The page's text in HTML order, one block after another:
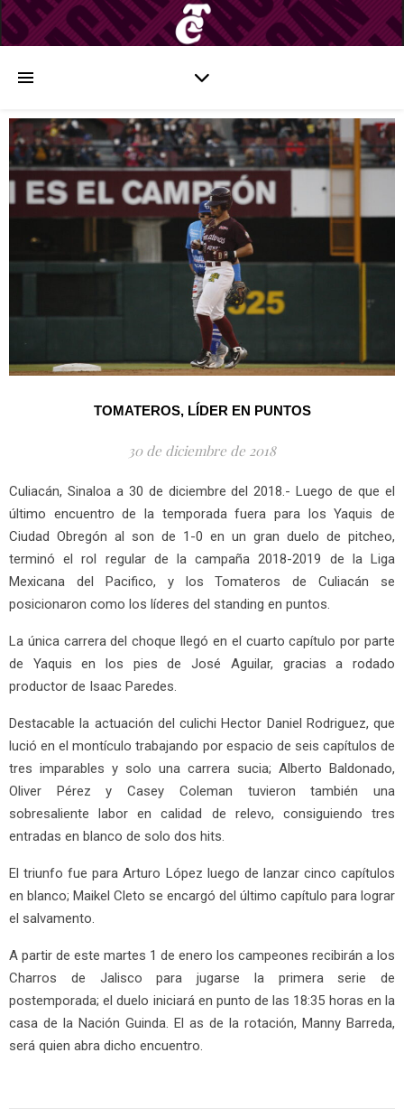
TOMATEROS, LÍDER EN PUNTOS
30 de diciembre de 2018
Culiacán, Sinaloa a 30 de diciembre del 2018.- Luego de que el
último encuentro de la temporada fuera para los Yaquis de
Ciudad Obregón al son de 1-0 en un gran duelo de pitcheo,
terminó el rol regular de la campaña 2018-2019 de la Liga
Mexicana del Pacifico, y los Tomateros de Culiacán se
posicionaron como los líderes del standing en puntos.
La única carrera del choque llegó en el cuarto capítulo por parte
de Yaquis en los pies de José Aguilar, gracias a rodado
productor de Isaac Paredes.
Destacable la actuación del culichi Hector Daniel Rodriguez, que
lució en el montículo trabajando por espacio de seis capítulos de
tres imparables y solo una carrera sucia; Alberto Baldonado,
Oliver Pérez y Casey Coleman tuvieron también una
sobresaliente labor en calidad de relevo, consiguiendo tres
entradas en blanco de solo dos hits.
El triunfo fue para Arturo López luego de lanzar cinco capítulos
en blanco; Maikel Cleto se encargó del último capítulo para lograr
el salvamento.
A partir de este martes 1 de enero los campeones recibirán a los
Charros de Jalisco para jugarse la primera serie de
postemporada; el duelo iniciará en punto de las 18:35 horas en la
casa de la Nación Guinda. El as de la rotación, Manny Barreda,
será quien abra dicho encuentro.